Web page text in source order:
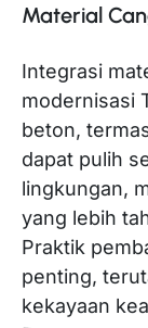
Material
Integrasi
modernisasi
beton,
dapat pulih
lingkungan,
yang lebih
Praktik
penting,
kekayaan